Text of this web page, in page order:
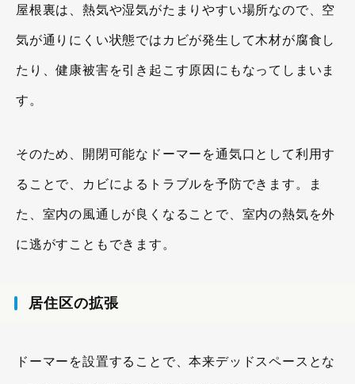
屋根裏は、熱気や湿気がたまりやすい場所なので、空
気が通りにくい状態ではカビが発生して木材が腐食し
たり、健康被害を引き起こす原因にもなってしまいま
す。
そのため、開閉可能なドーマーを通気口として利用す
ることで、カビによるトラブルを予防できます。ま
た、室内の風通しが良くなることで、室内の熱気を外
に逃がすこともできます。
居住区の拡張
ドーマーを設置することで、本来デッドスペースとな